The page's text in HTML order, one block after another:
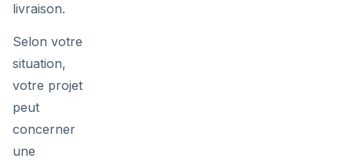
livraison.
Selon votre
situation,
votre projet
peut
concerner
une